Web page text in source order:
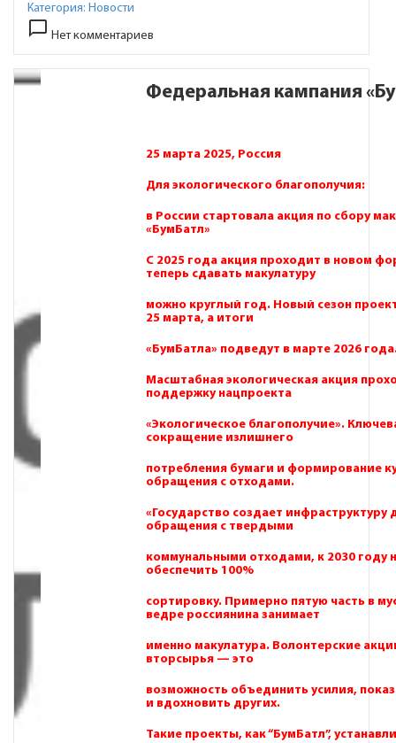
Категория: Новости
chat_bubble_outline Нет комментариев
Федеральная кампания
25 марта 2025, Россия
Для экологического благополучия:
в России стартовала акция по сбору
«БумБатл»
С 2025 года акция проходит в новом
теперь сдавать макулатуру
можно круглый год. Новый сезон
25 марта, а итоги
«БумБатла» подведут в марте 2026
Масштабная экологическая акция
поддержку нацпроекта
«Экологическое благополучие».
сокращение излишнего
потребления бумаги и формирование
обращения с отходами.
«Государство создает инфраструктуру
обращения с твердыми
коммунальными отходами, к 2030 году
обеспечить 100%
сортировку. Примерно пятую часть в
ведре россиянина занимает
именно макулатура. Волонтерские
вторсырья — это
возможность объединить усилия,
и вдохновить других.
Такие проекты, как “БумБатл”,